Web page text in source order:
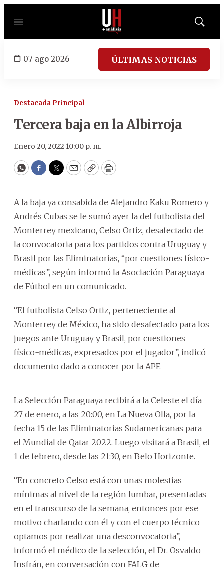
Menú
Mostrar
07 ago 2026 ÚLTIMAS NOTICIAS
Destacada Principal
Tercera baja en la Albirroja
Enero 20, 2022 10:00 p. m.
WhatsApp
Facebook
Twitter
EmailCopyPrint
A la baja ya consabida de Alejandro Kaku Romero y
Andrés Cubas se le sumó ayer la del futbolista del
Monterrey mexicano, Celso Ortiz, desafectado de
la convocatoria para los partidos contra Uruguay y
Brasil por las Eliminatorias, “por cuestiones físico-
médicas”, según informó la Asociación Paraguaya
de Fútbol en un comunicado.
“El futbolista Celso Ortiz, perteneciente al
Monterrey de México, ha sido desafectado para los
juegos ante Uruguay y Brasil, por cuestiones
físico-médicas, expresados por el jugador”, indicó
documento dado a conocer por la APF.
La Selección Paraguaya recibirá a la Celeste el día
27 de enero, a las 20:00, en La Nueva Olla, por la
fecha 15 de las Eliminatorias Sudamericanas para
el Mundial de Qatar 2022. Luego visitará a Brasil, el
1 de febrero, desde las 21:30, en Belo Horizonte.
“En concreto Celso está con unas molestias
mínimas al nivel de la región lumbar, presentadas
en el transcurso de la semana, entonces por ese
motivo charlando con él y con el cuerpo técnico
optamos por realizar una desconvocatoria”,
informó el médico de la selección, el Dr. Osvaldo
Insfrán, en conversación con FALG de